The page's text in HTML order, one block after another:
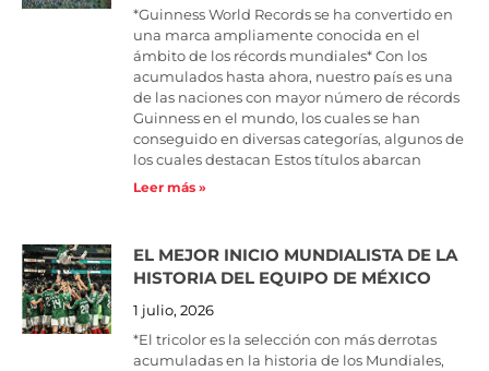
*Guinness World Records se ha convertido en
una marca ampliamente conocida en el
ámbito de los récords mundiales* Con los
acumulados hasta ahora, nuestro país es una
de las naciones con mayor número de récords
Guinness en el mundo, los cuales se han
conseguido en diversas categorías, algunos de
los cuales destacan Estos títulos abarcan
Leer más »
EL MEJOR INICIO MUNDIALISTA DE LA
HISTORIA DEL EQUIPO DE MÉXICO
1 julio, 2026
*El tricolor es la selección con más derrotas
acumuladas en la historia de los Mundiales,